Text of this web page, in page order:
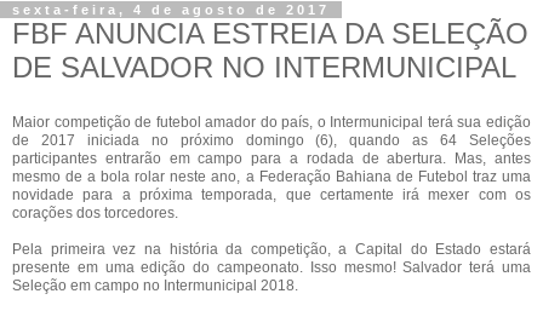
sexta-feira, 4 de agosto de 2017
FBF ANUNCIA ESTREIA DA SELEÇÃO
DE SALVADOR NO INTERMUNICIPAL
Maior competição de futebol amador do país, o Intermunicipal terá sua edição
de 2017 iniciada no próximo domingo (6), quando as 64 Seleções
participantes entrarão em campo para a rodada de abertura. Mas, antes
mesmo de a bola rolar neste ano, a Federação Bahiana de Futebol traz uma
novidade para a próxima temporada, que certamente irá mexer com os
corações dos torcedores.
Pela primeira vez na história da competição, a Capital do Estado estará
presente em uma edição do campeonato. Isso mesmo! Salvador terá uma
Seleção em campo no Intermunicipal 2018.